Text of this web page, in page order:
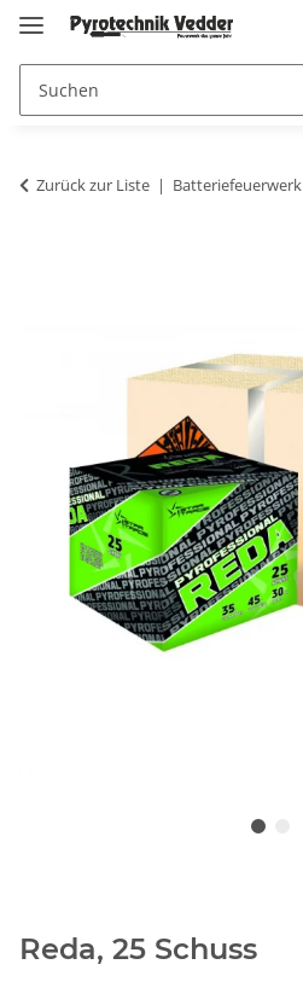
Zurück zur Liste Batteriefeuerwerk
Reda, 25 Schuss